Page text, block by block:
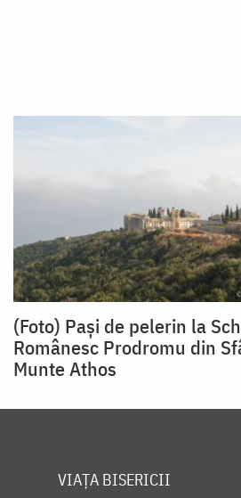
(Foto) Pași de pelerin la
Românesc Prodromu din
Munte Athos
VIAȚA BISERICII